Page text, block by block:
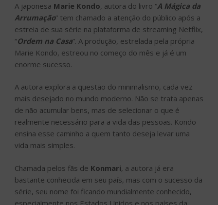
A japonesa Marie Kondo, autora do livro “A Mágica da
Arrumação” tem chamado a atenção do público após a
estreia de sua série na plataforma de streaming Netflix,
“Ordem na Casa”. A produção, estrelada pela própria
Marie Kondo, estreou no começo do mês e já é um
enorme sucesso.
A autora explora a questão do minimalismo, cada vez
mais desejado no mundo moderno. Não se trata apenas
de não acumular bens, mas de selecionar o que é
realmente necessário para a vida das pessoas. Kondo
ensina esse caminho a quem tanto deseja levar uma
vida mais simples.
Chamada pelos fãs de Konmari, a autora já era
bastante conhecida em seu país, mas com o sucesso da
série, seu nome foi ficando mundialmente conhecido,
especialmente nos Estados Unidos e nos países da